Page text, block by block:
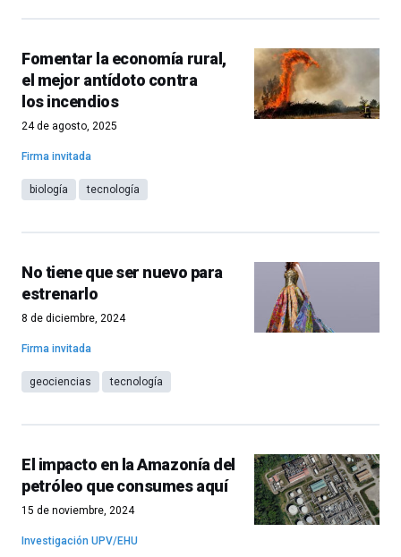
Fomentar la economía rural,
el mejor antídoto contra
los incendios
24 de agosto, 2025
Firma invitada
biología tecnología
No tiene que ser nuevo para
estrenarlo
8 de diciembre, 2024
Firma invitada
geociencias tecnología
El impacto en la Amazonía del
petróleo que consumes aquí
15 de noviembre, 2024
Investigación UPV/EHU